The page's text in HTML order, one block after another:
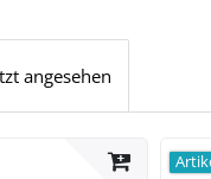
angesehen